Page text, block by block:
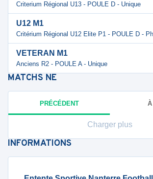
Criterium Régional U13 - POULE D - Unique
U12 M1
Critérium Régional U12 Elite P1 - POULE D -
VETERAN M1
Anciens R2 - POULE A - Unique
MATCHS NE
PRÉCÉDENT
Charger plus
INFORMATIONS